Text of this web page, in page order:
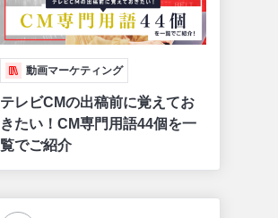
動画マーケティング
テレビCMの出稿前に覚えてお
きたい！CM専門用語44個を一
覧でご紹介